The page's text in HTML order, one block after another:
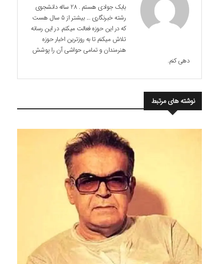
بابک جوادی هستم . 28 ساله دانشجوی
رشته خبرنگاری ... بیشتر از 5 سال هست
که در این حوزه فعالت میکنم. در این رسانه
تلاش میکنم تا به روزترین اخبار حوزه
هنرمندان و تمامی حواشی آن را پوشش
دهی کنم.
نوشته های مرتبط